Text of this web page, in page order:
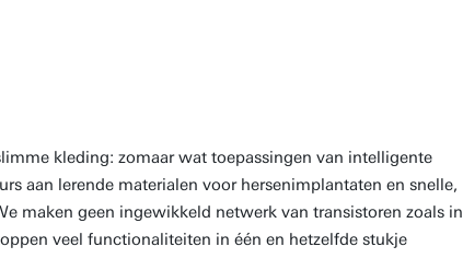
kleding: zomaar wat toepassingen van intelligente
aan lerende materialen voor hersenimplantaten en snelle,
maken geen ingewikkeld netwerk van transistoren zoals in
veel functionaliteiten in één en hetzelfde stukje